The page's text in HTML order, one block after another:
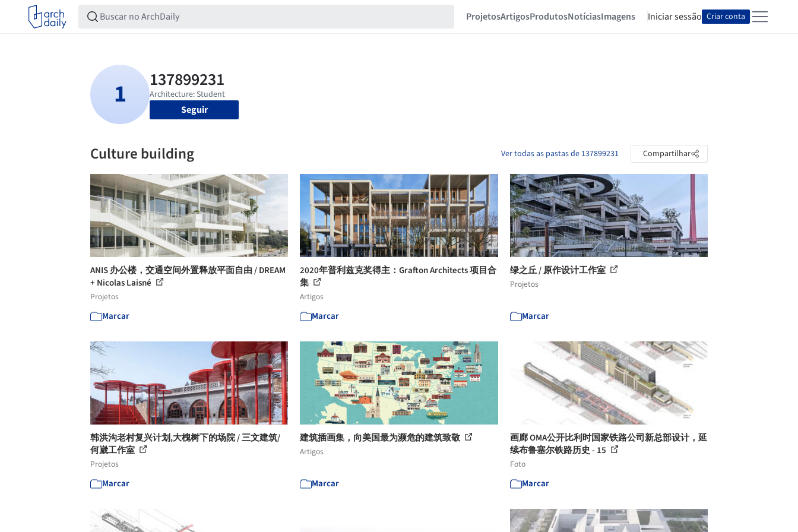
ProjetosArtigosProdutosNotíciasImagens Iniciar sessão Criar conta
Seguir
Culture building Ver todas as pastas de 137899231 Compartilhar
ANIS 办公楼，交通空间外置释放平面自由 / DREAM
+ Nicolas Laisné
Projetos
Marcar
2020年普利兹克奖得主：Grafton Architects 项目合
集
Artigos
Marcar
绿之丘 / 原作设计工作室
Projetos
Marcar
韩洪沟老村复兴计划,大槐树下的场院 / 三文建筑/
何崴工作室
Projetos
Marcar
建筑插画集，向美国最为濒危的建筑致敬
Artigos
Marcar
画廊 OMA公开比利时国家铁路公司新总部设计，延
续布鲁塞尔铁路历史 - 15
Foto
Marcar